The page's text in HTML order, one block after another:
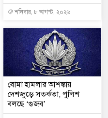
শনিবার, ৮ আগস্ট, ২০২৬
বোমা হামলার আশঙ্কায়
দেশজুড়ে সতর্কতা, পুলিশ
বলছে ‘গুজব’